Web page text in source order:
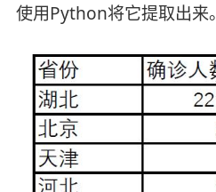
使用Python将它提取出来。